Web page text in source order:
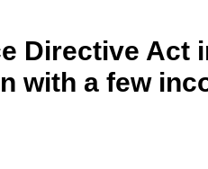
Directive Act
with a few